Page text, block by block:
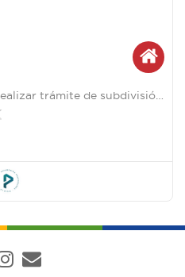
OPCION VENTA x 2 UF (a realizar trámite de subdivisión por Propiedad Horizontal) Valor u$s 360.000.-